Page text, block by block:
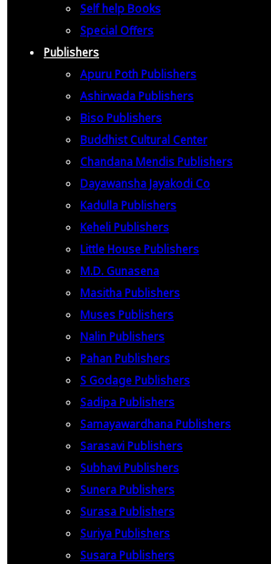
Self help Books
Special Offers
Publishers
Apuru Poth Publishers
Ashirwada Publishers
Biso Publishers
Buddhist Cultural Center
Chandana Mendis Publishers
Dayawansha Jayakodi Co
Kadulla Publishers
Keheli Publishers
Little House Publishers
M.D. Gunasena
Masitha Publishers
Muses Publishers
Nalin Publishers
Pahan Publishers
S Godage Publishers
Sadipa Publishers
Samayawardhana Publishers
Sarasavi Publishers
Subhavi Publishers
Sunera Publishers
Surasa Publishers
Suriya Publishers
Susara Publishers